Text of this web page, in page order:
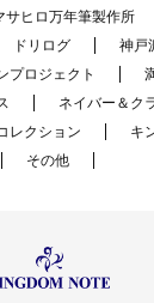
サヒロ万年筆製作所
ドリログ
神戸
プロジェクト
ネイバー＆ク
レクション
キ
その他